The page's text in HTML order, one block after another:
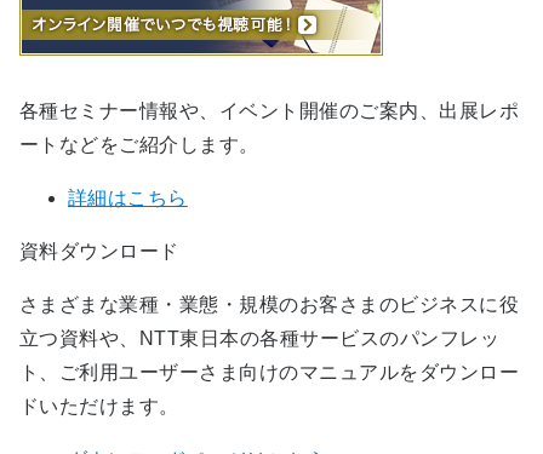
各種セミナー情報や、イベント開催のご案内、出展レポ
ートなどをご紹介します。
詳細はこちら
資料ダウンロード
さまざまな業種・業態・規模のお客さまのビジネスに役
立つ資料や、NTT東日本の各種サービスのパンフレッ
ト、ご利用ユーザーさま向けのマニュアルをダウンロー
ドいただけます。